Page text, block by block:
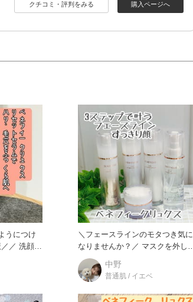
購入ページへ
クチコミ・評判をみる
うにつけ
顔後
＼フェースラインのモタつき気に
なりませんか？／ マスクを外し、
ふと鏡を見ると、ほうれ
中野
普通肌 / イエベ